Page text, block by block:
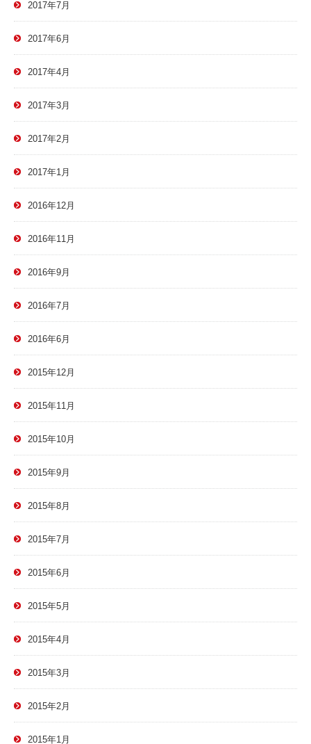
2017年7月
2017年6月
2017年4月
2017年3月
2017年2月
2017年1月
2016年12月
2016年11月
2016年9月
2016年7月
2016年6月
2015年12月
2015年11月
2015年10月
2015年9月
2015年8月
2015年7月
2015年6月
2015年5月
2015年4月
2015年3月
2015年2月
2015年1月